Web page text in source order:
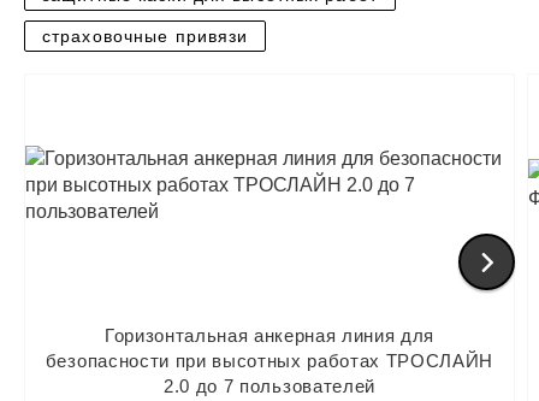
страховочные привязи
Горизонтальная анкерная линия для
безопасности при высотных работах ТРОСЛАЙН
2.0 до 7 пользователей